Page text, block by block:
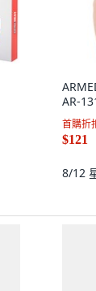
AR-
首購折
$121
8/12